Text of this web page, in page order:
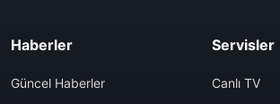
Haberler
Güncel Haberler
Servisler
Canlı TV